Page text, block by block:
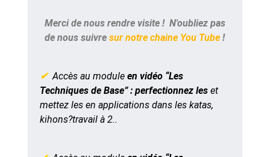
Merci de nous rendre visite ! N'oubliez pas
de nous suivresur notre chaine You Tube !
✔ Accès au moduleen vidéo “Les
Techniques de Base” : perfectionnez les et
mettez les en applications dans les katas,
kihons?travail à 2..